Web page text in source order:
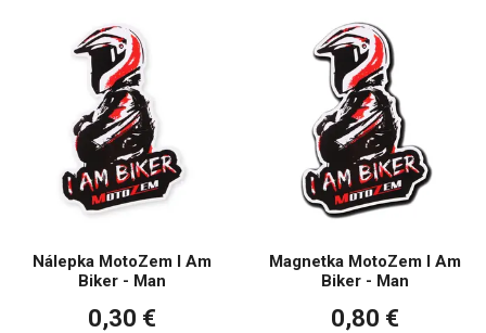
Nálepka MotoZem I Am
Biker - Man
0,30 €
Magnetka MotoZem I Am
Biker - Man
0,80 €